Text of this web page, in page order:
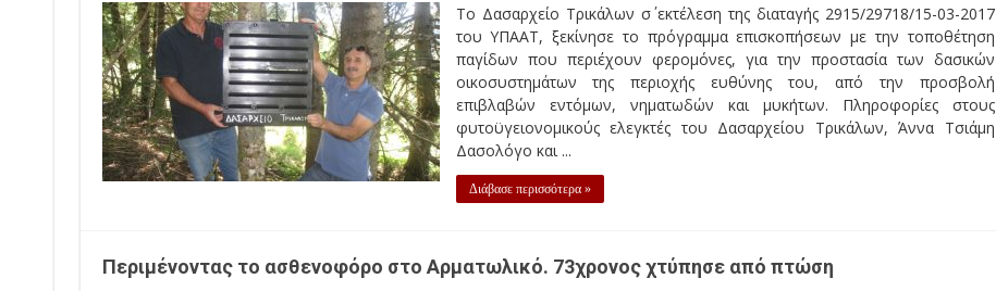
Το Δασαρχείο Τρικάλων σ΄ εκτέλεση της διαταγής 2915/29718/15-03-2017
του ΥΠΑΑΤ, ξεκίνησε το πρόγραμμα επισκοπήσεων με την τοποθέτηση
παγίδων που περιέχουν φερομόνες, για την προστασία των δασικών
οικοσυστημάτων της περιοχής ευθύνης του, από την προσβολή
επιβλαβών εντόμων, νηματωδών και μυκήτων. Πληροφορίες στους
φυτοϋγειονομικούς ελεγκτές του Δασαρχείου Τρικάλων, Άννα Τσιάμη
Δασολόγο και ...
Διάβασε περισσότερα »
Περιμένοντας το ασθενοφόρο στο Αρματωλικό. 73χρονος χτύπησε από πτώση